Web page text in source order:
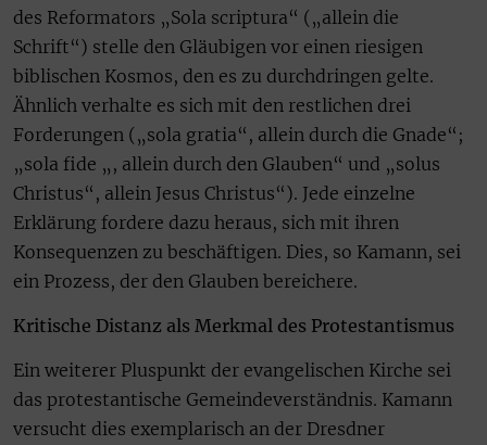
des Reformators „Sola scriptura“ („allein die
Schrift“) stelle den Gläubigen vor einen riesigen
biblischen Kosmos, den es zu durchdringen gelte.
Ähnlich verhalte es sich mit den restlichen drei
Forderungen („sola gratia“, allein durch die Gnade“;
„sola fide „, allein durch den Glauben“ und „solus
Christus“, allein Jesus Christus“). Jede einzelne
Erklärung fordere dazu heraus, sich mit ihren
Konsequenzen zu beschäftigen. Dies, so Kamann, sei
ein Prozess, der den Glauben bereichere.
Kritische Distanz als Merkmal des Protestantismus
Ein weiterer Pluspunkt der evangelischen Kirche sei
das protestantische Gemeindeverständnis. Kamann
versucht dies exemplarisch an der Dresdner